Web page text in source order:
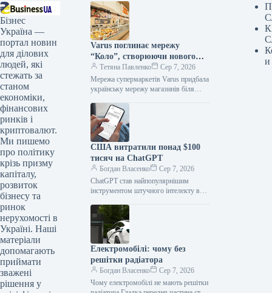
Бізнес
Україна —
портал новин
для ділових
людей, які
стежать за
станом
економіки,
фінансових
ринків і
криптовалют.
Ми пишемо
про політику
крізь призму
капіталу,
розвиток
бізнесу та
ринок
нерухомості в
Україні. Наші
матеріали
допомагають
приймати
зважені
рішення у
Varus поглинає мережу
“Коло”, створюючи нового
лідера на ринку
Тетяна Павленко
Сер 7, 2026
Мережа супермаркетів Varus придбала
українську мережу магазинів біля
інтеграції об’єднана компанія матиме
374 торгові точки та…
США витратили понад $100
тисяч на ChatGPT
Богдан Власенко
Сер 7, 2026
ChatGPT став найпопулярнішим
інструментом штучного інтелекту в
припало майже 90% усіх витрат на ШІ-
інструменти. Про…
Електромобілі: чому без
решітки радіатора
Богдан Власенко
Сер 7, 2026
Чому електромобілі не мають решітки
и